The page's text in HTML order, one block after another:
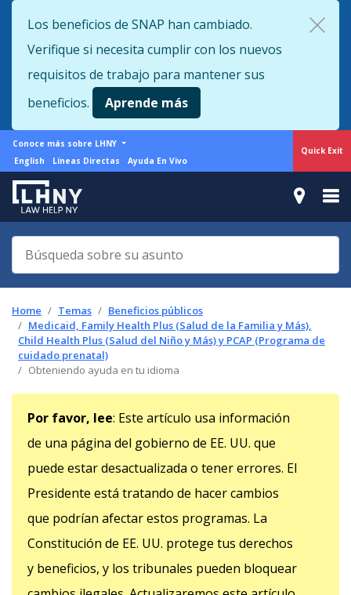
to
main
content
Quick Exit
Los beneficios de SNAP han cambiado.
Verifique si necesita cumplir con los nuevos
requisitos de trabajo para mantener sus
beneficios.
Aprende más
More
from
LHNY
Conoce más sobre LHNY
Support
menu
English Líneas Directas Ayuda En Vivo
Home Temas
Beneficios públicos
Medicaid, Family Health Plus (Salud de la Familia y Más),
Child Health Plus (Salud del Niño y Más) y PCAP (Programa de
cuidado prenatal)
Obteniendo ayuda en tu idioma
Por favor, lee: Este artículo usa información
de una página del gobierno de EE. UU. que
puede estar desactualizada o tener errores. El
Presidente está tratando de hacer cambios
que podrían afectar estos programas. La
Constitución de EE. UU. protege tus derechos
y beneficios, y los tribunales pueden bloquear